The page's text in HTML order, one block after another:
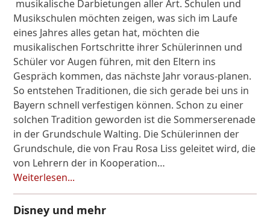
musikalische Darbietungen aller Art. Schulen und
Musikschulen möchten zeigen, was sich im Laufe
eines Jahres alles getan hat, möchten die
musikalischen Fortschritte ihrer Schülerinnen und
Schüler vor Augen führen, mit den Eltern ins
Gespräch kommen, das nächste Jahr voraus-planen.
So entstehen Traditionen, die sich gerade bei uns in
Bayern schnell verfestigen können. Schon zu einer
solchen Tradition geworden ist die Sommerserenade
in der Grundschule Walting. Die Schülerinnen der
Grundschule, die von Frau Rosa Liss geleitet wird, die
von Lehrern der in Kooperation…
Weiterlesen...
Disney und mehr